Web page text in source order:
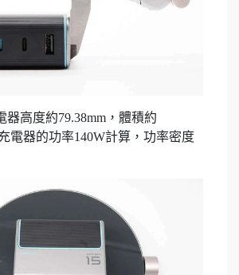
器高度約79.38mm，體積約
電器的功率140W計算，功率密度